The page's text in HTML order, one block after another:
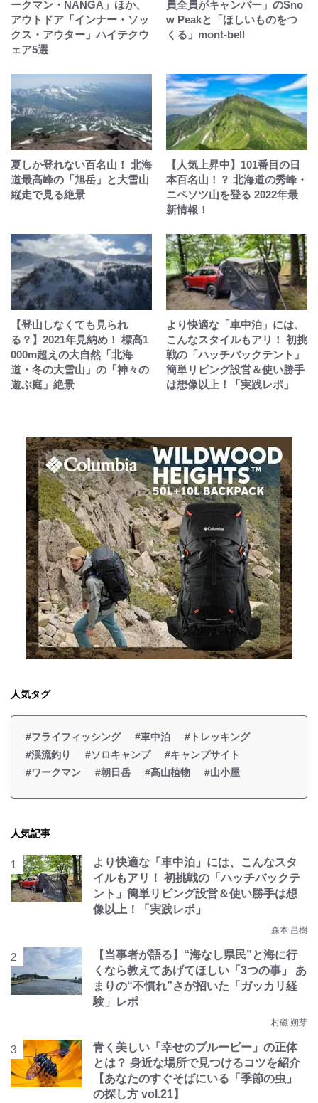
ークマン・NANGA」ほか、
アウトドア「インナー・ソッ
クス・アウター」ハイテクウ
ェア5選
員全員がキャンパー」のSno
w Peakと「ほしいものをつ
くる」mont-bell
夏しか登れない百名山！ 北海
道最高峰の「旭岳」と大雪山
縦走で見る絶景
【人気上昇中】101番目の日
本百名山！？ 北海道の秀峰・
ニペソツ山を登る 2022年最
新情報！
【登山しなくても見られ
る？】2021年見納め！ 標高1
000m超えの大自然「北海
道・冬の大雪山」の「神々の
遊ぶ庭」絶景
より快適な「車中泊」には、
こんなスタイルもアリ！ 初挑
戦の「ハッチバックテント」
簡単リビング設営＆使い勝手
は想像以上！「実践レポ」
人気タグ
#フライフィッシング #車中泊
#トレッキング
#渓流釣り
#ソロキャンプ
#キャンプサイト
#ワークマン
#朝日岳 #高山植物 #山小屋
人気記事
より快適な「車中泊」には、こんなスタ
イルもアリ！ 初挑戦の「ハッチバックテ
ント」簡単リビング設営＆使い勝手は想
像以上！「実践レポ」
森本 昌樹
【当事者が語る】“海なし県民”と海に行
くなら教えてあげてほしい「3つの事」 あ
まりの“不慣れ”さが招いた「ガッカリ経
験」レポ
村磁 朔芽
青く美しい「幸せのブルービー」の正体
とは？ 身近な場所で見つけるコツを紹介
【あなたのすぐそばにいる「季節の虫」
の探し方 vol.21】